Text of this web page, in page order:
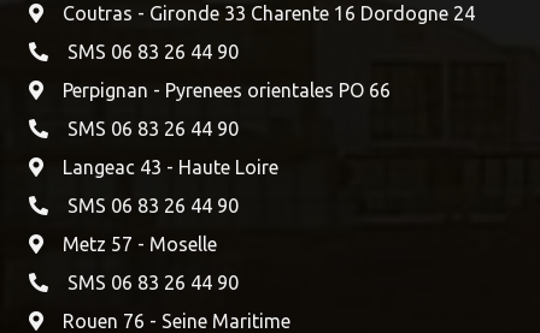
Coutras - Gironde 33 Charente 16 Dordogne 24
SMS 06 83 26 44 90
Perpignan - Pyrenees orientales PO 66
SMS 06 83 26 44 90
Langeac 43 - Haute Loire
SMS 06 83 26 44 90
Metz 57 - Moselle
SMS 06 83 26 44 90
Rouen 76 - Seine Maritime